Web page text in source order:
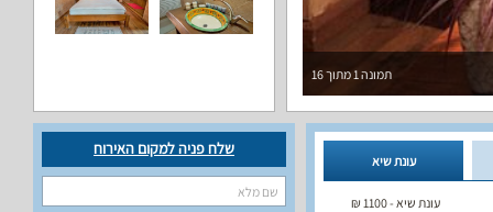
תמונה1מתוך16
שלח פניה למקום האירוח
עונת שיא
עונת שיא -1100
₪